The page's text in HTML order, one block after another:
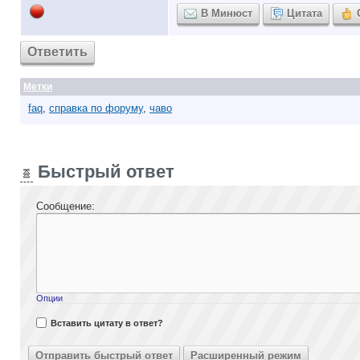
В Минюст Цитата
Ответить
Метки
faq,справка по форуму,чаво
Быстрый ответ
Сообщение:
Опции
Вставить цитату в ответ?